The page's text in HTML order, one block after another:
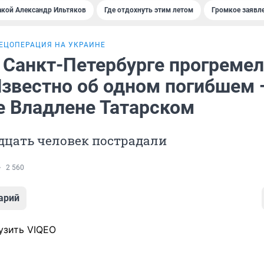
Александр Ильтяков Где отдохнуть этим летом Громкое
НА УКРАИНЕ
Петербурге прогремел
об одном погибшем
Владлене Татарском
человек пострадали
2 560
VIQEO